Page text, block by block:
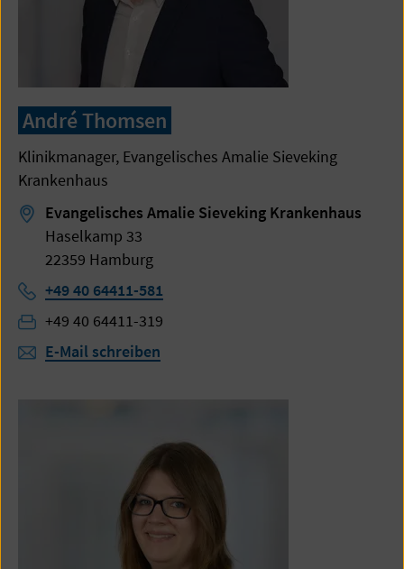
André Thomsen
Klinikmanager, Evangelisches Amalie Sieveking
Krankenhaus
Evangelisches Amalie Sieveking Krankenhaus
Haselkamp 33
22359 Hamburg
Telefon:
+49 40 64411-581
Fax:
+49 40 64411-319
E-Mail schreiben